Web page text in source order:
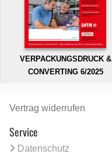
VERPACKUNGSDRUCK &
CONVERTING 6/2025
Vertrag widerrufen
Service
Datenschutz